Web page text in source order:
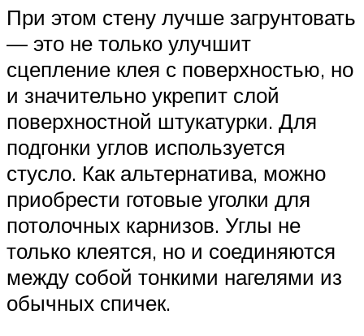
При этом стену лучше загрунтовать
— это не только улучшит
сцепление клея с поверхностью, но
и значительно укрепит слой
поверхностной штукатурки. Для
подгонки углов используется
стусло. Как альтернатива, можно
приобрести готовые уголки для
потолочных карнизов. Углы не
только клеятся, но и соединяются
между собой тонкими нагелями из
обычных спичек.